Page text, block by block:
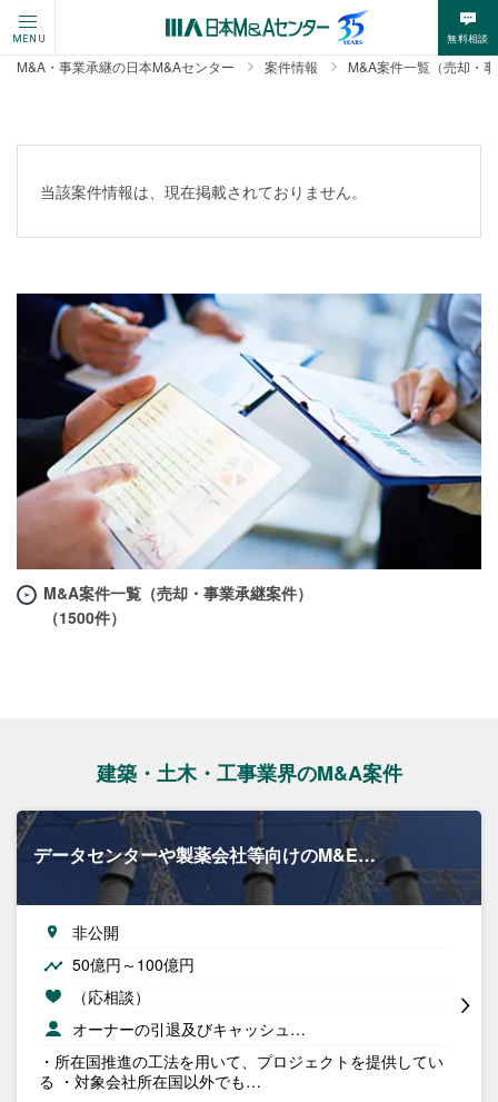
MENU 無料相談
M&A・事業承継の日本M&Aセンター 案件情報 M&A案件一覧（売却・
当該案件情報は、現在掲載されておりません。
M&A案件一覧（売却・事業承継案件）
（1500件）
建築・土木・工事業界のM&A案件
データセンターや製薬会社等向けのM&E…
非公開
50億円～100億円
（応相談）
オーナーの引退及びキャッシュ…
・所在国推進の工法を用いて、プロジェクトを提供してい
る ・対象会社所在国以外でも…